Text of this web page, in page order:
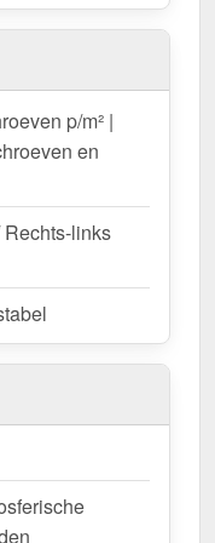
nu en profiteer
p/m² |
en
links